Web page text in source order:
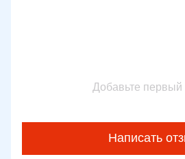
Добавьте первый
Написать